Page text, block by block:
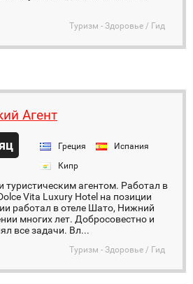
Туризм - Здоровье / Гид
Агент
Греция
Испания
Кипр
туристическим агентом. Работал в
Vita Luxury Hotel на позиции
работал в отеле Шато, Нижний
многих лет. Добросовестно и
все задачи. Вл...
Туризм - Здоровье / Гид